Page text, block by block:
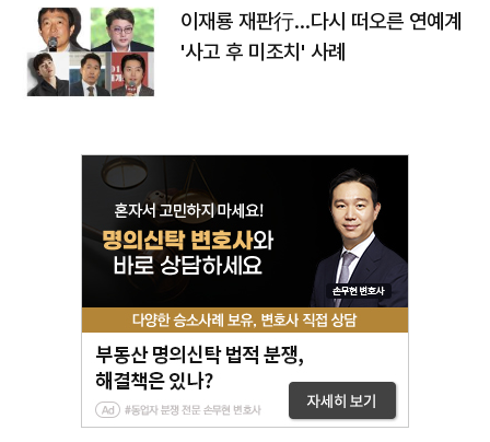
이재룡 재판行…다시 떠오른 연예계
'사고 후 미조치' 사례